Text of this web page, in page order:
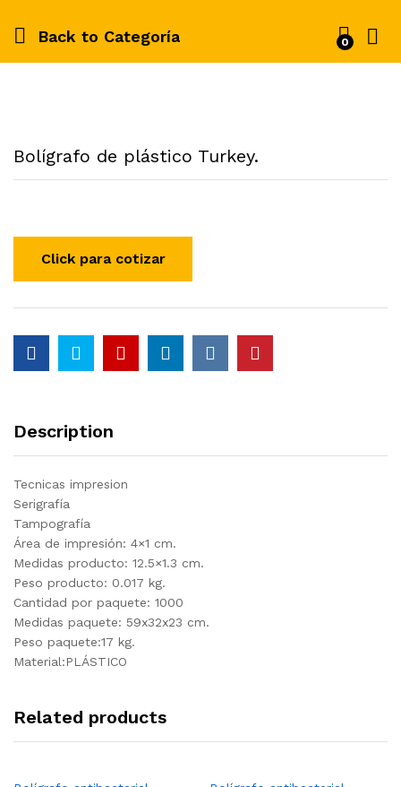
Back to Categoría 0
Bolígrafo de plástico Turkey.
Description
Tecnicas impresion
Serigrafía
Tampografía
Área de impresión: 4×1 cm.
Medidas producto: 12.5×1.3 cm.
Peso producto: 0.017 kg.
Cantidad por paquete: 1000
Medidas paquete: 59x32x23 cm.
Peso paquete:17 kg.
Material:PLÁSTICO
Related products